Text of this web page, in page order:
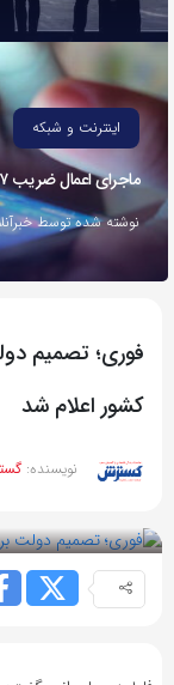
به
اشتراک
بگذارید.
کپی
لینک
اینترنت و شبکه
ماجرای اعمال ضریب ۲.۷ برای اینترنت بین‌الملل چیست؟
نوشته شده توسط
فوری؛ تصمیم
کشور اعلام شد
نویسنده: